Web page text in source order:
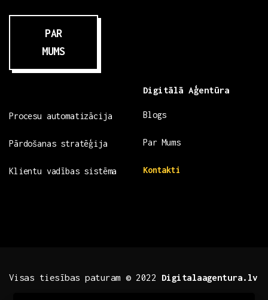
PAR
MUMS
Procesu automatizācija
Pārdošanas stratēģija
Klientu vadības sistēma
Digitālā Aģentūra
Blogs
Par Mums
Kontakti
Visas tiesības paturam © 2022 Digitalaagentura.lv